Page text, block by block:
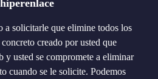
a solicitarle que elimine todos los
creado por usted que
y usted se compromete a eliminar
cuando se le solicite. Podemos